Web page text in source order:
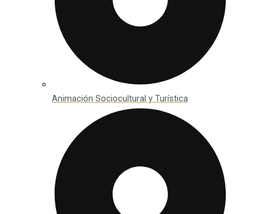
Animación Sociocultural y Turística